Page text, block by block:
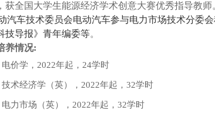
获全国大学生能源经济学术创意大赛优秀指导教师
汽车技术委员会电动汽车参与电力市场技术分委会
技导报》青年编委等。
养情况:
价学， 2022年起， 24学时
术经济学（英）， 2022年起， 32学时
力市场（英）， 2022年起， 32学时